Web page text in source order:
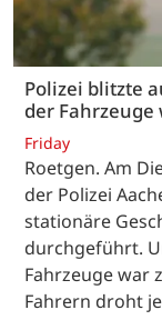
Polizei blitzte
der
Friday
Roetgen. Am
der Polizei
stationäre
durchgeführt.
Fahrzeuge war
Fahrern droht